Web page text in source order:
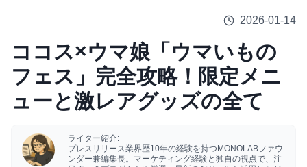
2026-01-14
ココス×ウマ娘「ウマいもの
フェス」完全攻略！限定メニ
ューと激レアグッズの全て
ライター紹介:
プレスリリース業界歴10年の経験を持つMONOLABファウ
ンダー兼編集長。マーケティング経験と独自の視点で、注